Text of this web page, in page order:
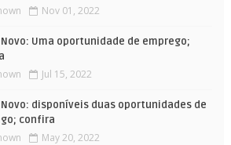
Nov 01, 2022
Uma oportunidade de emprego;
Jul 15, 2022
disponíveis duas oportunidades de
confira
May 20, 2022